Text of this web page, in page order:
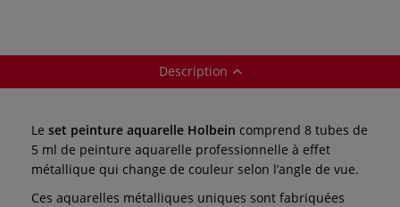
Description
Le set peinture aquarelle Holbein comprend 8 tubes de
5 ml de peinture aquarelle professionnelle à effet
métallique qui change de couleur selon l’angle de vue.
Ces aquarelles métalliques uniques sont fabriquées